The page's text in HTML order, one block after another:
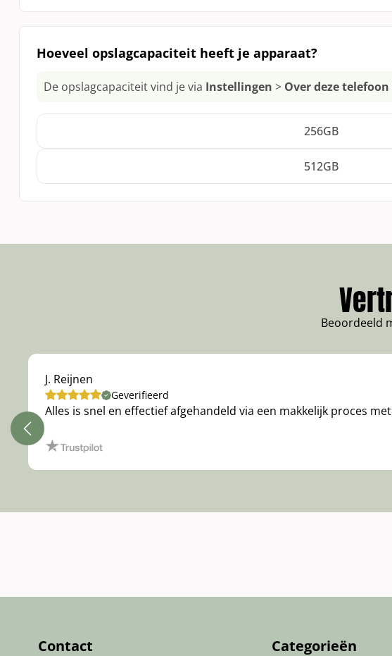
Hoeveel opslagcapaciteit heeft je apparaat?
De opslagcapaciteit vind je via Instellingen > Over deze telefoon
256GB
512GB
Beoordeeld
J. Reijnen
Geverifieerd
Alles is snel en effectief afgehandeld via een makkelijk proces
Contact Categorieën